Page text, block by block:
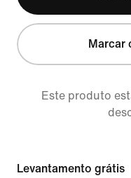
Marcar
Este produto
Levantamento grátis